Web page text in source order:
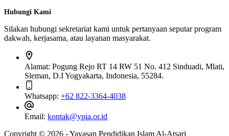
Hubungi Kami
Silakan hubungi sekretariat kami untuk pertanyaan seputar program
dakwah, kerjasama, atau layanan masyarakat.
Alamat: Pogung Rejo RT 14 RW 51 No. 412 Sinduadi, Mlati,
Sleman, D.I Yogyakarta, Indonesia, 55284.
Whatsapp: +62 822-3364-4038
Email: kontak@ypia.or.id
Copyright © 2026 - Yayasan Pendidikan Islam Al-Atsari